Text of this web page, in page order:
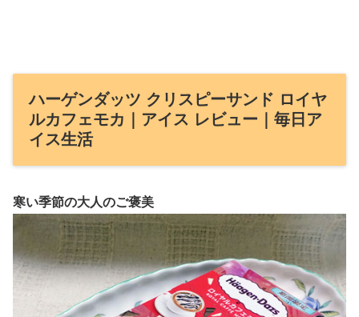
ハーゲンダッツ クリスピーサンド ロイヤ
ルカフェモカ｜アイス レビュー｜毎日ア
イス生活
寒い季節の大人のご褒美